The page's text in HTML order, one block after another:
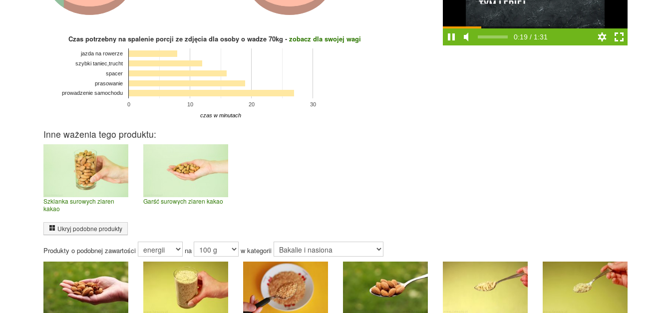
Czas potrzebny na spalenie porcji ze zdjęcia dla osoby o wadze 70kg - zobacz dla swojej wagi
0 10 20 30
jazda na rowerze
szybki taniec,trucht
spacer
prasowanie
prowadzenie samochodu
czas w minutach
0:19 / 1:31
Inne ważenia tego produktu:
Szklanka surowych ziaren
kakao
Garść surowych ziaren kakao
Ukryj podobne produkty
Produkty o podobnej zawartości na w kategorii